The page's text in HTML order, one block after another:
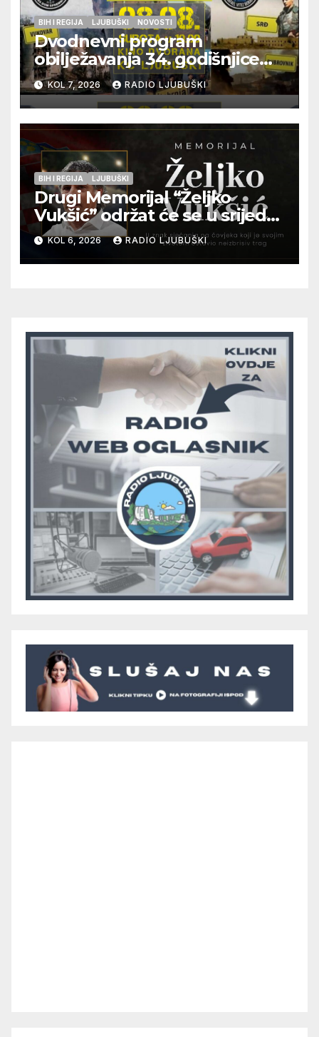
BIH I REGIJA LJUBUŠKI NOVOSTI
Dvodnevni program
obilježavanja 34. godišnjice
pogibije generala Blaža
Kraljevića i osmorice
pripadnika HOS-a
KOL 7, 2026 RADIO LJUBUŠKI
BIH I REGIJA LJUBUŠKI
Drugi Memorijal “Željko
Vukšić” održat će se u srijedu
12. kolovoza u Otoku
KOL 6, 2026 RADIO LJUBUŠKI